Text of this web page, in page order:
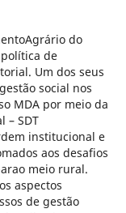
do
de
Um dos seus
social nos
MDA por meio da
– SDT
institucional e
aos desafios
meio rural.
aspectos
de gestão